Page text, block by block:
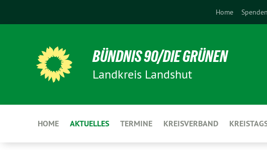
Home Spenden
BÜNDNIS 90/DIE GRÜNEN
Landkreis Landshut
HOME AKTUELLES TERMINE KREISVERBAND